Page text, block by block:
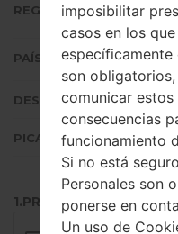
REGIÓN
PAÍS (UN/EL PAÍS)
DESCRIPCIÓN
PICADILLO
1.PRESIONE EL BOTÓN
imposibilitar
casos en los
específicamente
son
comunicar estos
consecuencias
funcionamiento
Si no está
Personales son
ponerse en
Un uso de